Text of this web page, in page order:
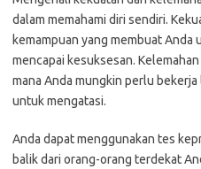
dalam memahami diri sendiri.
kemampuan yang membuat
mencapai kesuksesan.
mana Anda mungkin perlu
untuk mengatasi.
Anda dapat menggunakan tes
balik dari orang-orang terdekat